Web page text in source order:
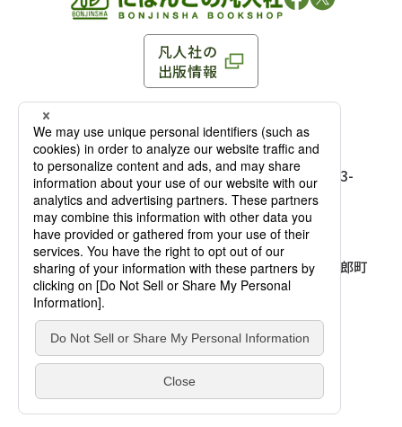
凡人社の本を見る
凡人社が出版した本を見る
凡人社の
出版情報
〒102-0093 東京都千代田区平河町 1-3-13 8F
TEL：03-3263-3959／FAX：03-3263-3116
麹町店
〒102-0093 東京都千代田区平河町1-3-
13 8F［アクセス］
TEL：03-3239-8673／FAX：03-3263-
3116
大阪店
〒541-0056 大阪府大阪市中央区久太郎町
4-2-10
大西ビルディング 1階［
TEL：06-4256-2684／FAX：03-6733-
7887
© Bonjinsha Co., LTD. All Rights Reserved.